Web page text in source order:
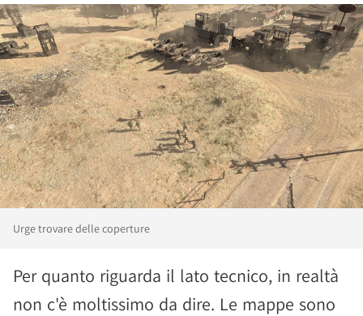
Urge trovare delle coperture
Per quanto riguarda il lato tecnico, in realtà
non c'è moltissimo da dire. Le mappe sono